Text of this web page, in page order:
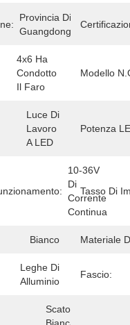
Provincia Di
Guangdong
4x6 Ha
Condotto
Il Faro
Modello
Luce Di
Lavoro
A LED
Potenza
10-36V
Di
Corrente
Continua
Tasso Di
Bianco Materiale
Leghe Di
Alluminio
Fascio:
Scatola